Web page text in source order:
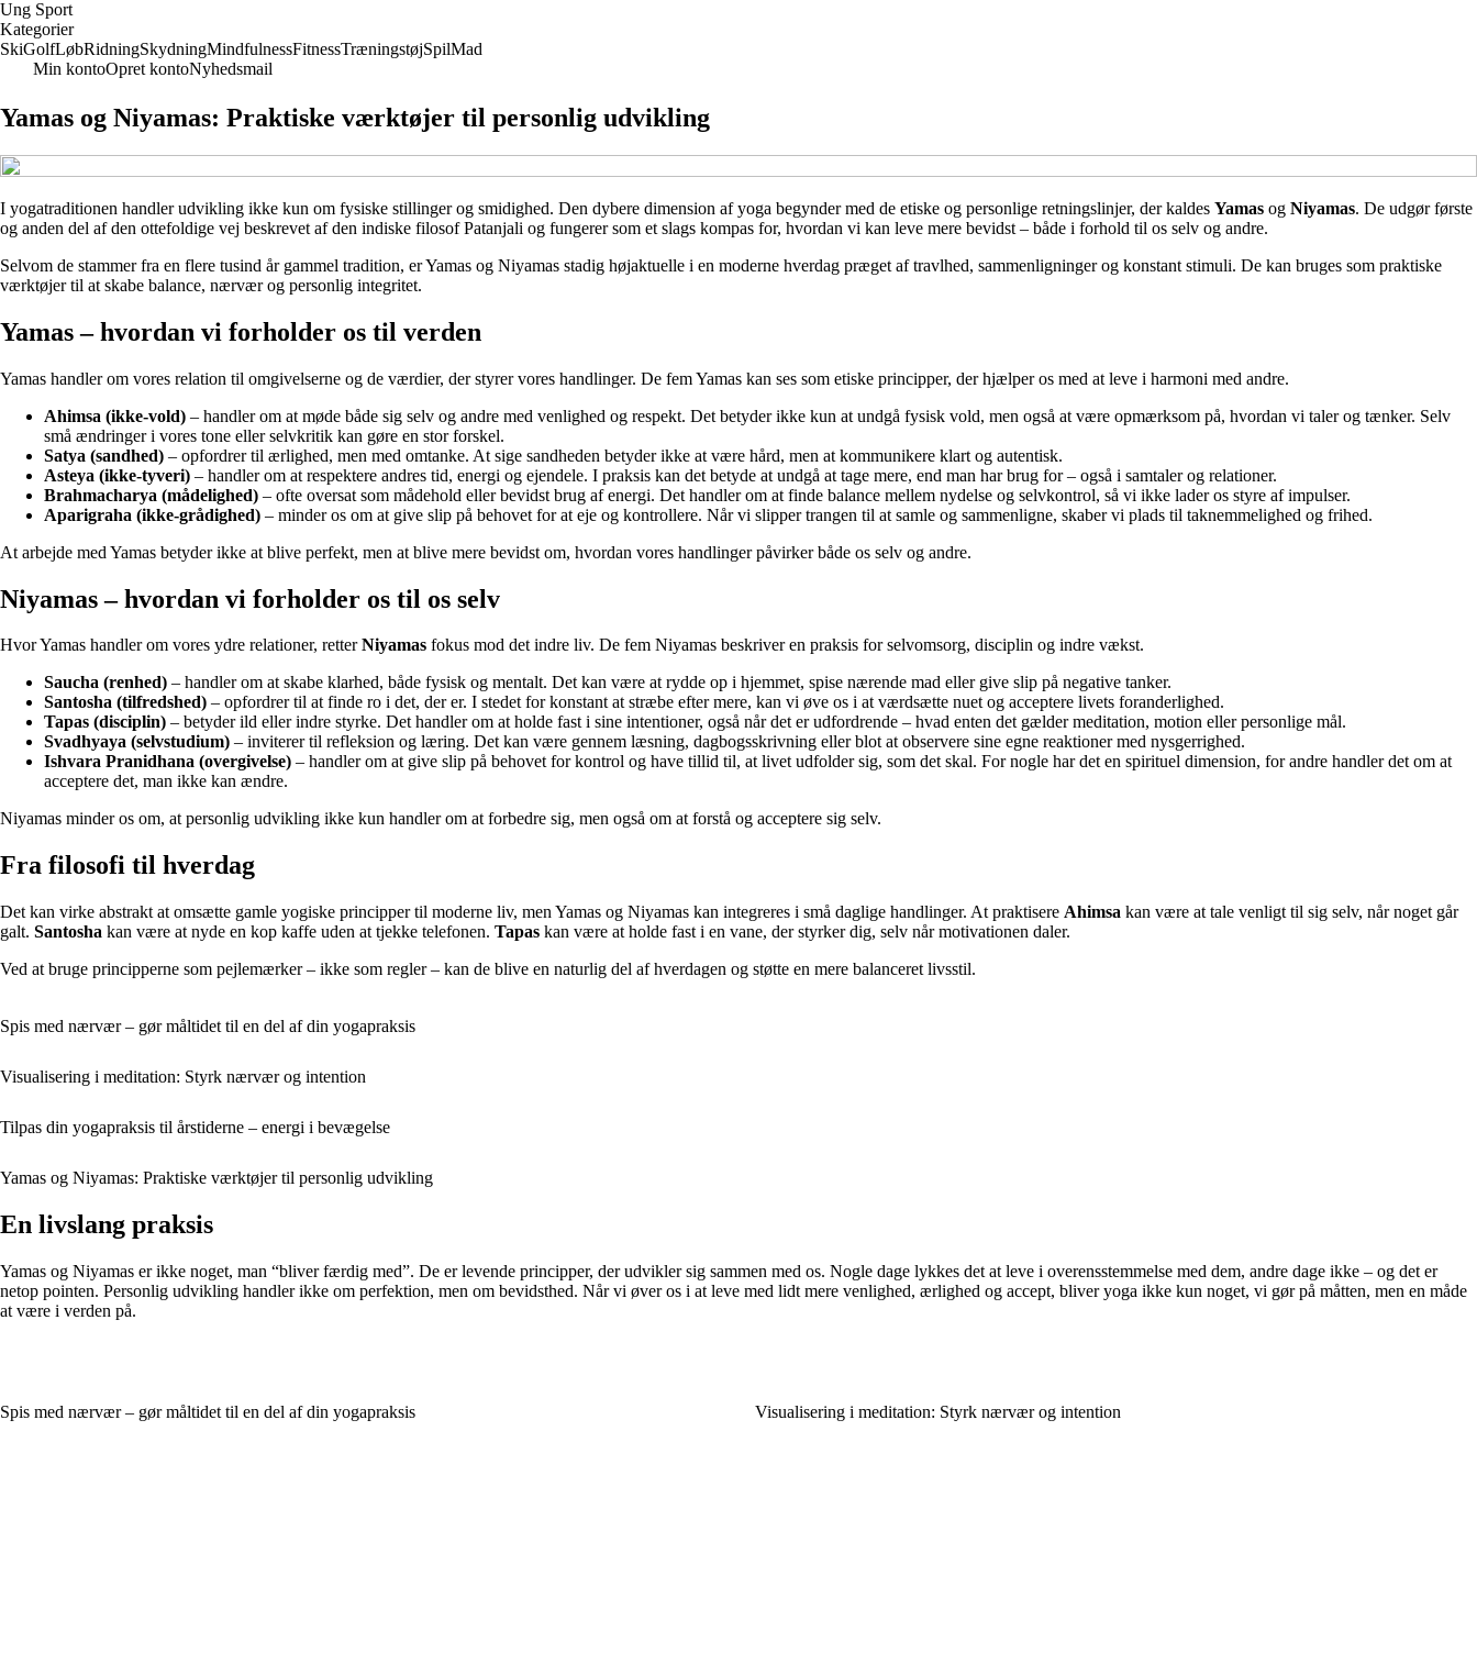
Ung Sport
Kategorier
SkiGolfLøbRidningSkydningMindfulnessFitnessTræningstøjSpilMad
Min kontoOpret kontoNyhedsmail
Yamas og Niyamas: Praktiske værktøjer til personlig udvikling
I yogatraditionen handler udvikling ikke kun om fysiske stillinger og smidighed. Den dybere dimension af yoga begynder med de etiske og personlige retningslinjer, der kaldes Yamas og Niyamas. De udgør første
og anden del af den ottefoldige vej beskrevet af den indiske filosof Patanjali og fungerer som et slags kompas for, hvordan vi kan leve mere bevidst – både i forhold til os selv og andre.
Selvom de stammer fra en flere tusind år gammel tradition, er Yamas og Niyamas stadig højaktuelle i en moderne hverdag præget af travlhed, sammenligninger og konstant stimuli. De kan bruges som praktiske
værktøjer til at skabe balance, nærvær og personlig integritet.
Yamas – hvordan vi forholder os til verden
Yamas handler om vores relation til omgivelserne og de værdier, der styrer vores handlinger. De fem Yamas kan ses som etiske principper, der hjælper os med at leve i harmoni med andre.
Ahimsa (ikke-vold) – handler om at møde både sig selv og andre med venlighed og respekt. Det betyder ikke kun at undgå fysisk vold, men også at være opmærksom på, hvordan vi taler og tænker. Selv
små ændringer i vores tone eller selvkritik kan gøre en stor forskel.
Satya (sandhed) – opfordrer til ærlighed, men med omtanke. At sige sandheden betyder ikke at være hård, men at kommunikere klart og autentisk.
Asteya (ikke-tyveri) – handler om at respektere andres tid, energi og ejendele. I praksis kan det betyde at undgå at tage mere, end man har brug for – også i samtaler og relationer.
Brahmacharya (mådelighed) – ofte oversat som mådehold eller bevidst brug af energi. Det handler om at finde balance mellem nydelse og selvkontrol, så vi ikke lader os styre af impulser.
Aparigraha (ikke-grådighed) – minder os om at give slip på behovet for at eje og kontrollere. Når vi slipper trangen til at samle og sammenligne, skaber vi plads til taknemmelighed og frihed.
At arbejde med Yamas betyder ikke at blive perfekt, men at blive mere bevidst om, hvordan vores handlinger påvirker både os selv og andre.
Niyamas – hvordan vi forholder os til os selv
Hvor Yamas handler om vores ydre relationer, retterNiyamas fokus mod det indre liv. De fem Niyamas beskriver en praksis for selvomsorg, disciplin og indre vækst.
Saucha (renhed) – handler om at skabe klarhed, både fysisk og mentalt. Det kan være at rydde op i hjemmet, spise nærende mad eller give slip på negative tanker.
Santosha (tilfredshed) – opfordrer til at finde ro i det, der er. I stedet for konstant at stræbe efter mere, kan vi øve os i at værdsætte nuet og acceptere livets foranderlighed.
Tapas (disciplin) – betyder ild eller indre styrke. Det handler om at holde fast i sine intentioner, også når det er udfordrende – hvad enten det gælder meditation, motion eller personlige mål.
Svadhyaya (selvstudium) – inviterer til refleksion og læring. Det kan være gennem læsning, dagbogsskrivning eller blot at observere sine egne reaktioner med nysgerrighed.
Ishvara Pranidhana (overgivelse) – handler om at give slip på behovet for kontrol og have tillid til, at livet udfolder sig, som det skal. For nogle har det en spirituel dimension, for andre handler det om at
acceptere det, man ikke kan ændre.
Niyamas minder os om, at personlig udvikling ikke kun handler om at forbedre sig, men også om at forstå og acceptere sig selv.
Fra filosofi til hverdag
Det kan virke abstrakt at omsætte gamle yogiske principper til moderne liv, men Yamas og Niyamas kan integreres i små daglige handlinger. At praktisere Ahimsa kan være at tale venligt til sig selv, når noget går
galt. Santosha kan være at nyde en kop kaffe uden at tjekke telefonen. Tapas kan være at holde fast i en vane, der styrker dig, selv når motivationen daler.
Ved at bruge principperne som pejlemærker – ikke som regler – kan de blive en naturlig del af hverdagen og støtte en mere balanceret livsstil.
Spis med nærvær – gør måltidet til en del af din yogapraksis
Visualisering i meditation: Styrk nærvær og intention
Tilpas din yogapraksis til årstiderne – energi i bevægelse
Yamas og Niyamas: Praktiske værktøjer til personlig udvikling
En livslang praksis
Yamas og Niyamas er ikke noget, man “bliver færdig med”. De er levende principper, der udvikler sig sammen med os. Nogle dage lykkes det at leve i overensstemmelse med dem, andre dage ikke – og det er
netop pointen. Personlig udvikling handler ikke om perfektion, men om bevidsthed. Når vi øver os i at leve med lidt mere venlighed, ærlighed og accept, bliver yoga ikke kun noget, vi gør på måtten, men en måde
at være i verden på.
Spis med nærvær – gør måltidet til en del af din yogapraksis Visualisering i meditation: Styrk nærvær og intention